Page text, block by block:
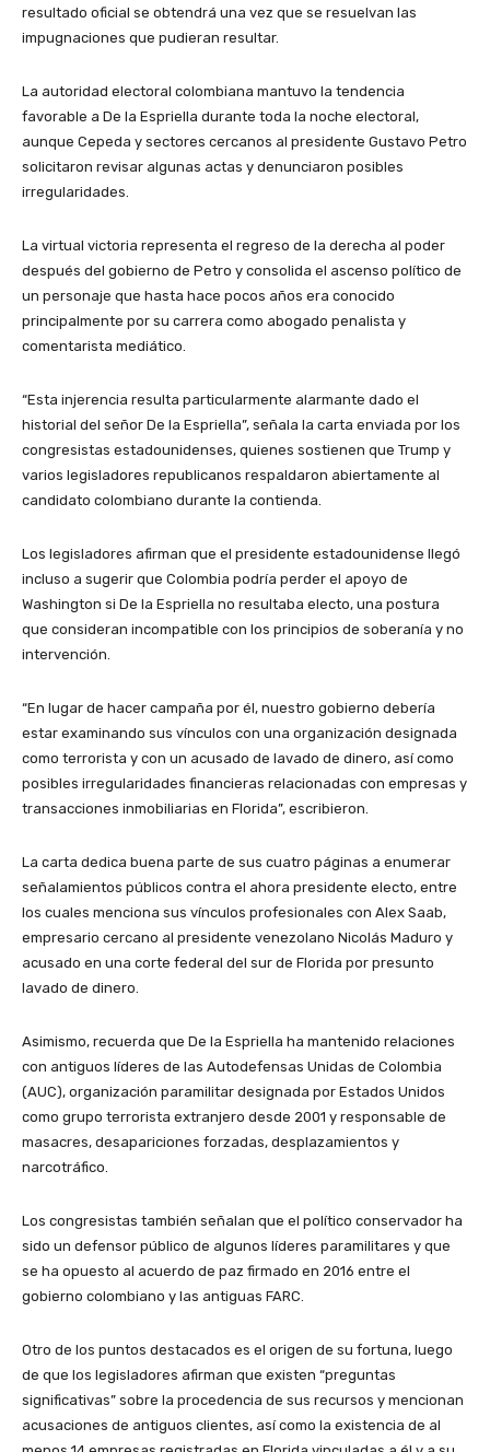
resultado oficial se obtendrá una vez que se resuelvan las
impugnaciones que pudieran resultar.
La autoridad electoral colombiana mantuvo la tendencia
favorable a De la Espriella durante toda la noche electoral,
aunque Cepeda y sectores cercanos al presidente Gustavo Petro
solicitaron revisar algunas actas y denunciaron posibles
irregularidades.
La virtual victoria representa el regreso de la derecha al poder
después del gobierno de Petro y consolida el ascenso político de
un personaje que hasta hace pocos años era conocido
principalmente por su carrera como abogado penalista y
comentarista mediático.
“Esta injerencia resulta particularmente alarmante dado el
historial del señor De la Espriella”, señala la carta enviada por los
congresistas estadounidenses, quienes sostienen que Trump y
varios legisladores republicanos respaldaron abiertamente al
candidato colombiano durante la contienda.
Los legisladores afirman que el presidente estadounidense llegó
incluso a sugerir que Colombia podría perder el apoyo de
Washington si De la Espriella no resultaba electo, una postura
que consideran incompatible con los principios de soberanía y no
intervención.
“En lugar de hacer campaña por él, nuestro gobierno debería
estar examinando sus vínculos con una organización designada
como terrorista y con un acusado de lavado de dinero, así como
posibles irregularidades financieras relacionadas con empresas y
transacciones inmobiliarias en Florida”, escribieron.
La carta dedica buena parte de sus cuatro páginas a enumerar
señalamientos públicos contra el ahora presidente electo, entre
los cuales menciona sus vínculos profesionales con Alex Saab,
empresario cercano al presidente venezolano Nicolás Maduro y
acusado en una corte federal del sur de Florida por presunto
lavado de dinero.
Asimismo, recuerda que De la Espriella ha mantenido relaciones
con antiguos líderes de las Autodefensas Unidas de Colombia
(AUC), organización paramilitar designada por Estados Unidos
como grupo terrorista extranjero desde 2001 y responsable de
masacres, desapariciones forzadas, desplazamientos y
narcotráfico.
Los congresistas también señalan que el político conservador ha
sido un defensor público de algunos líderes paramilitares y que
se ha opuesto al acuerdo de paz firmado en 2016 entre el
gobierno colombiano y las antiguas FARC.
Otro de los puntos destacados es el origen de su fortuna, luego
de que los legisladores afirman que existen “preguntas
significativas” sobre la procedencia de sus recursos y mencionan
acusaciones de antiguos clientes, así como la existencia de al